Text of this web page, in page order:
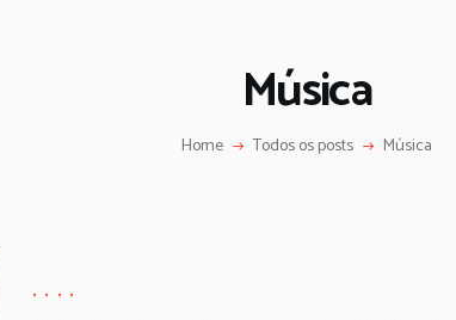
Música
Home Todos os posts Música